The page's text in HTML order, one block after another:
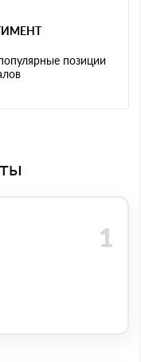
позиции